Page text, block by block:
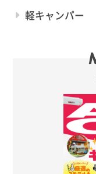
軽キャンパー